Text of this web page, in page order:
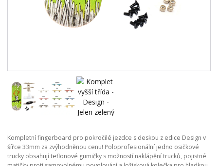
Kompletní fingerboard pro pokročilé jezdce s deskou z edice Design v
šířce 33mm za zvýhodněnou cenu! Poloprofesionální jedno osičkové
trucky obsahují teflonové gumičky s možností naklápění trucků, pojistné